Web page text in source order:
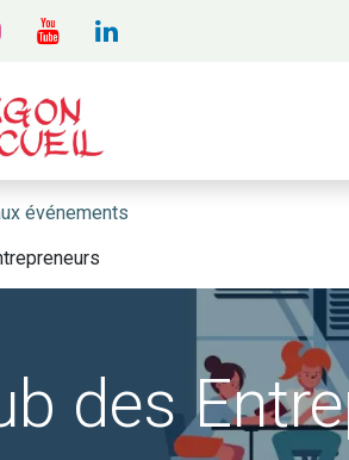
événements
des